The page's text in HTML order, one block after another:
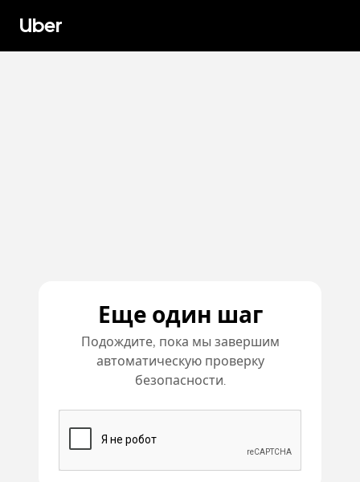
Uber
Еще один шаг
Подождите, пока мы завершим
автоматическую проверку
безопасности.